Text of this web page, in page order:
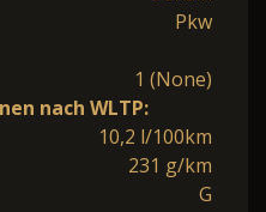
Pkw
1 (None)
nach WLTP:
10,2 l/100km
231 g/km
G